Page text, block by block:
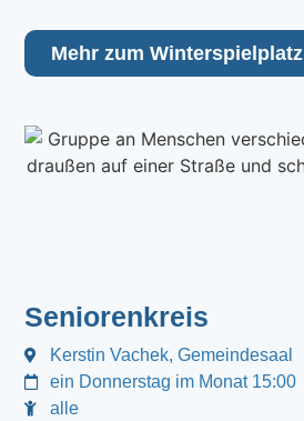
Mehr zum Winterspielplatz
Seniorenkreis
Kerstin Vachek, Gemeindesaal
ein Donnerstag im Monat 15:00
alle